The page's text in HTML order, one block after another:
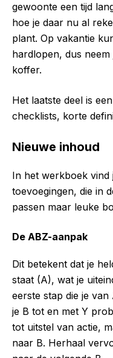
gewoonte een tijd
hoe je daar nu al
plant. Op vakantie
hardlopen, dus
koffer.
Het laatste deel is
checklists, korte
Nieuwe inhoud
In het werkboek vind
toevoegingen, die in
passen maar leuke
De ABZ-aanpak
Dit betekent dat je
staat (A), wat je
eerste stap die je
je B tot en met Y
tot uitstel van actie,
naar B. Herhaal